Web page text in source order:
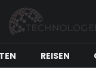
REISEN